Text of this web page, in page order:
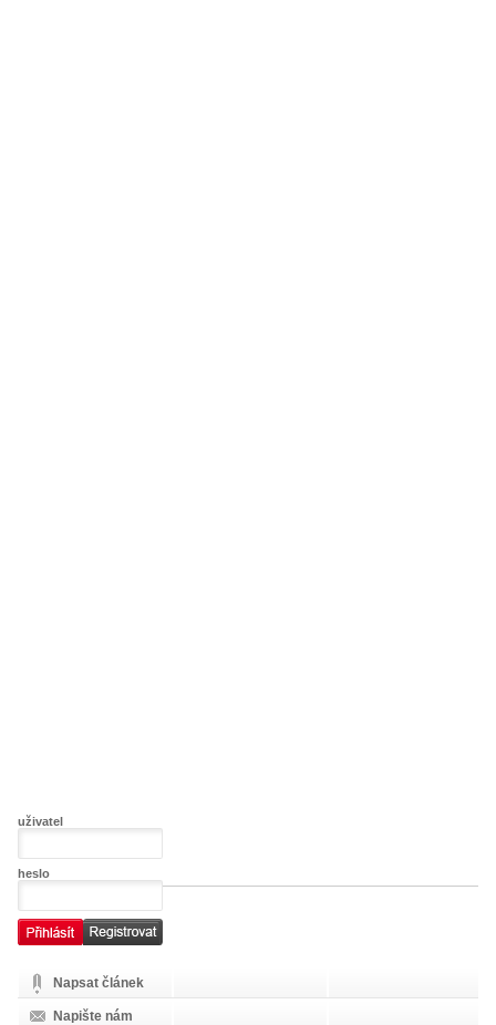
uživatel
heslo
Napsat článek
Napište nám